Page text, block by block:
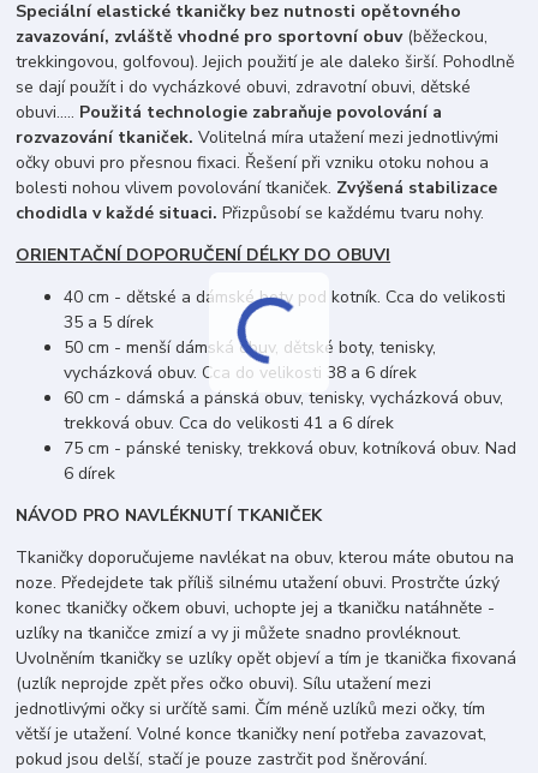
Speciální elastické tkaničky bez nutnosti opětovného
zavazování, zvláště vhodné pro sportovní obuv(běžeckou,
trekkingovou, golfovou). Jejich použití je ale daleko širší. Pohodlně
se dají použít i do vycházkové obuvi, zdravotní obuvi, dětské
obuvi..... Použitá technologie zabraňuje povolování a
rozvazování tkaniček. Volitelná míra utažení mezi jednotlivými
očky obuvi pro přesnou fixaci. Řešení při vzniku otoku nohou a
bolesti nohou vlivem povolování tkaniček. Zvýšená stabilizace
chodidla v každé situaci. Přizpůsobí se každému tvaru nohy.
ORIENTAČNÍ DOPORUČENÍ DÉLKY DO OBUVI
40 cm - dětské a dámské boty pod kotník. Cca do velikosti
35 a 5 dírek
50 cm - menší dámská obuv, dětské boty, tenisky,
vycházková obuv. Cca do velikosti 38 a 6 dírek
60 cm - dámská a pánská obuv, tenisky, vycházková obuv,
trekková obuv. Cca do velikosti 41 a 6 dírek
75 cm - pánské tenisky, trekková obuv, kotníková obuv. Nad
6 dírek
NÁVOD PRO NAVLÉKNUTÍ TKANIČEK
Tkaničky doporučujeme navlékat na obuv, kterou máte obutou na
noze. Předejdete tak příliš silnému utažení obuvi. Prostrčte úzký
konec tkaničky očkem obuvi, uchopte jej a tkaničku natáhněte -
uzlíky na tkaničce zmizí a vy ji můžete snadno provléknout.
Uvolněním tkaničky se uzlíky opět objeví a tím je tkanička fixovaná
(uzlík neprojde zpět přes očko obuvi). Sílu utažení mezi
jednotlivými očky si určítě sami. Čím méně uzlíků mezi očky, tím
větší je utažení. Volné konce tkaničky není potřeba zavazovat,
pokud jsou delší, stačí je pouze zastrčit pod šněrování.